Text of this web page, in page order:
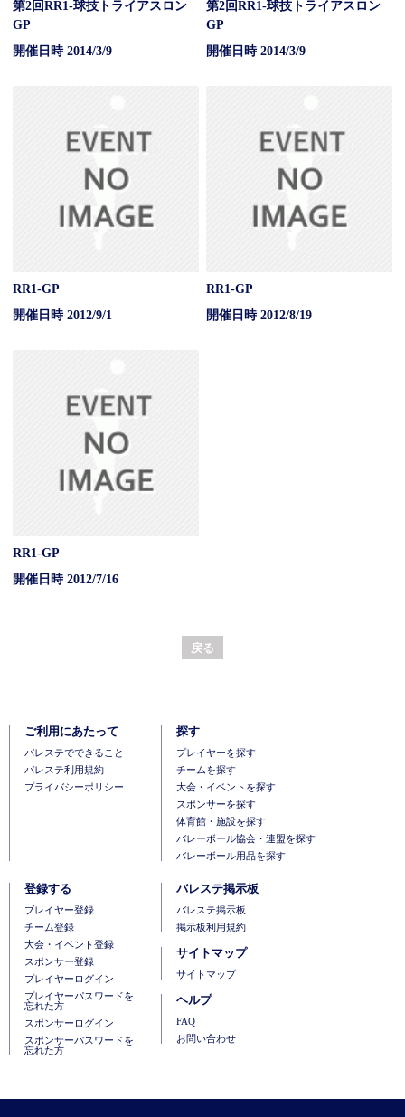
第2回RR1-球技トライアスロン
GP
開催日時 2014/3/9
第2回RR1-球技トライアスロン
GP
開催日時 2014/3/9
RR1-GP
開催日時 2012/9/1
RR1-GP
開催日時 2012/8/19
RR1‐GP
開催日時 2012/7/16
戻る
ご利用にあたって
バレステでできること
バレステ利用規約
プライバシーポリシー
探す
プレイヤーを探す
チームを探す
大会・イベントを探す
スポンサーを探す
体育館・施設を探す
バレーボール協会・連盟を探す
バレーボール用品を探す
登録する
ブレイヤー登録
チーム登録
大会・イベント登録
スポンサー登録
プレイヤーログイン
プレイヤーパスワードを
忘れた方
スポンサーログイン
スポンサーパスワードを
忘れた方
バレステ掲示板
バレステ掲示板
掲示板利用規約
サイトマップ
サイトマップ
ヘルプ
FAQ
お問い合わせ